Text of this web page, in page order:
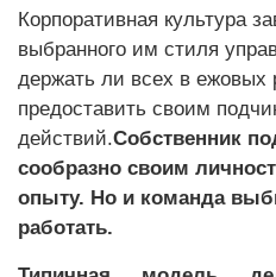
Корпоративная культура
выбранного им стиля
держать ли всех в ежовых
предоставить своим
действий.Собственник
сообразно своим
опыту. Но и команда
работать.